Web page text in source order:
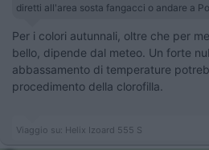
diretti all'area sosta fangacci o andare a
Per i colori autunnali, oltre che per
bello, dipende dal meteo. Un forte
abbassamento di temperature
procedimento della clorofilla.
Viaggio su: Helix Izoard 555 S